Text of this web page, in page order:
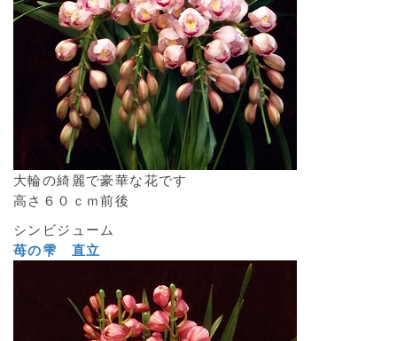
大輪の綺麗で豪華な花です
高さ６０ｃｍ前後
シンビジューム
苺の雫 直立